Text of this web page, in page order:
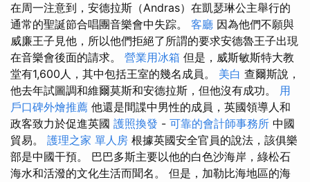
在周一注意到，安德拉斯（Andras）在凱瑟琳公主舉行的
通常的聖誕節合唱團音樂會中失踪。 客廳 因為他們不願與
威廉王子見他，所以他們拒絕了所謂的要求安德魯王子出現
在音樂會後面的請求。 營業用冰箱 但是，威斯敏斯特大教
堂有1,600人，其中包括王室的幾名成員。 美白 查爾斯說，
他去年試圖調和維爾莫斯和安德拉斯，但他沒有成功。 用
戶口碑外燴推薦 他還是間諜中男性的成員，英國領導人和
政客致力於促進英國 護照換發 - 可靠的會計師事務所 中國
貿易。 護理之家 單人房 根據英國安全官員的說法，該俱樂
部是中國干預。 巴巴多斯主要以他的白色沙海岸，綠松石
海水和活潑的文化生活而聞名。 但是，加勒比海地區的海